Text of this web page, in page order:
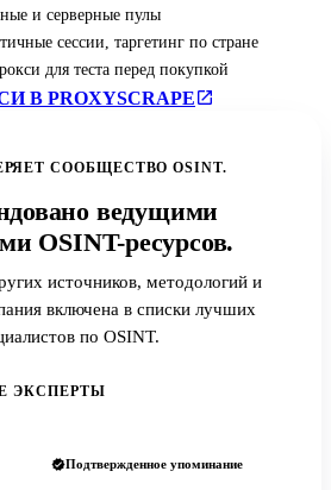
и серверные пулы
сессии, таргетинг по стране
для теста перед покупкой
В PROXYSCRAPE
СООБЩЕСТВО OSINT.
ведущими
OSINT-ресурсов.
источников, методологий и
включена в списки лучших
по OSINT.
ЭКСПЕРТЫ
Подтвержденное упоминание